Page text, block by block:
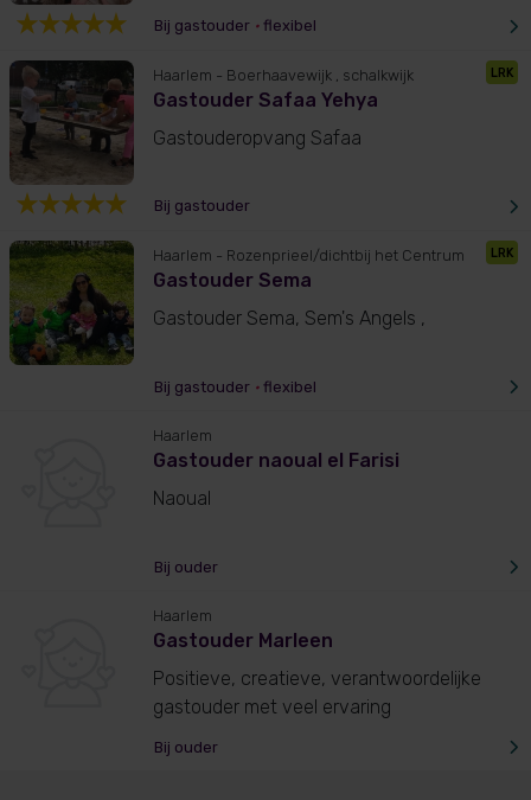
Bij gastouder •flexibel
LRK
Haarlem - Boerhaavewijk , schalkwijk
Gastouder Safaa Yehya
Gastouderopvang Safaa
Bij gastouder
LRK
Haarlem - Rozenprieel/dichtbij het Centrum
Gastouder Sema
Gastouder Sema, Sem's Angels ,
Bij gastouder •flexibel
Haarlem
Gastouder naoual el Farisi
Naoual
Bij ouder
Haarlem
Gastouder Marleen
Positieve, creatieve, verantwoordelijke
gastouder met veel ervaring
Bij ouder